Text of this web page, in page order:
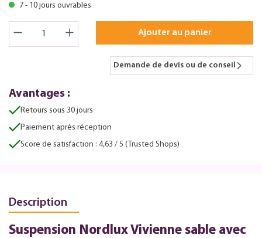
7 - 10 jours ouvrables
Ajouter au panier
Demande de devis ou de conseil
Avantages :
Retours sous 30 jours
Paiement après réception
Score de satisfaction : 4,63 / 5 (Trusted Shops)
Description
Suspension Nordlux Vivienne sable avec